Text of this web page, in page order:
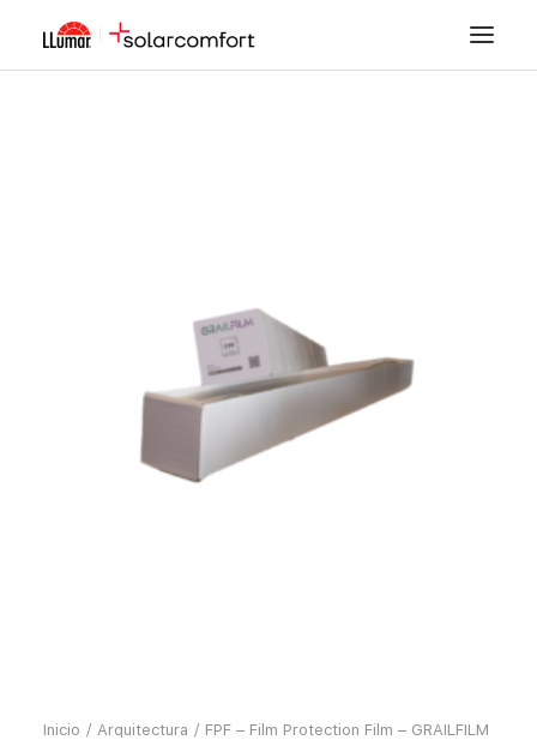
TINTADO DE LUNAS
PPF
ACCESORIOS
MI CUENTA
Inicio Arquitectura FPF – Film Protection Film – GRAILFILM